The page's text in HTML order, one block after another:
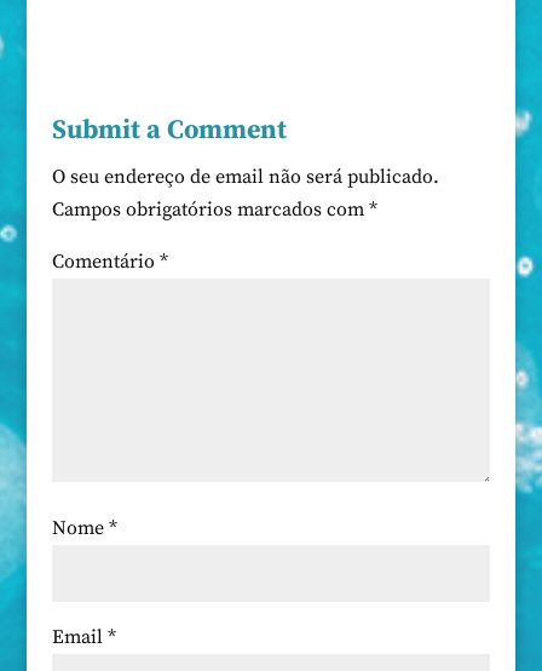
Submit a Comment
O seu endereço de email não será publicado.
Campos obrigatórios marcados com *
Comentário *
Nome *
Email *